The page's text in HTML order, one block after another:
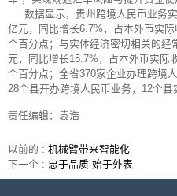
数据显示，贵州跨境人民币业务实
亿元，同比增长6.7%，占本外币实
个百分点；与实体经济密切相关的经
元，同比增长15.7%，占本外币实际
个百分点；全省370家企业办理跨境
28个县开办跨境人民币业务，12个县
责任编辑：袁浩
以前的 : 机械臂带来智能化
下一个 : 忠于品质 始于外表